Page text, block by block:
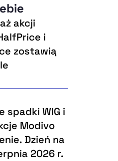
akcji
i
zostawią
spadki WIG i
Modivo
Dzień na
2026 r.